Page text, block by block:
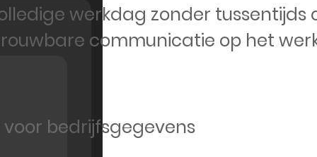
werkdag zonder tussentijds
communicatie op het
bedrijfsgegevens